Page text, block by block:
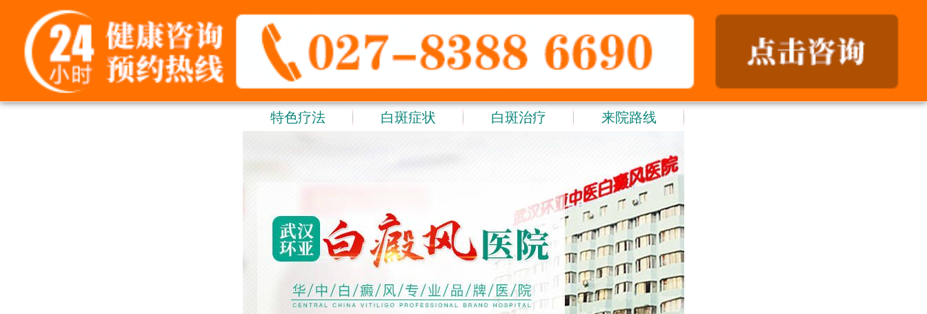
网站首页 医院简介 医院新闻
医护团队
特色疗法
白斑症状 白斑治疗 来院路线